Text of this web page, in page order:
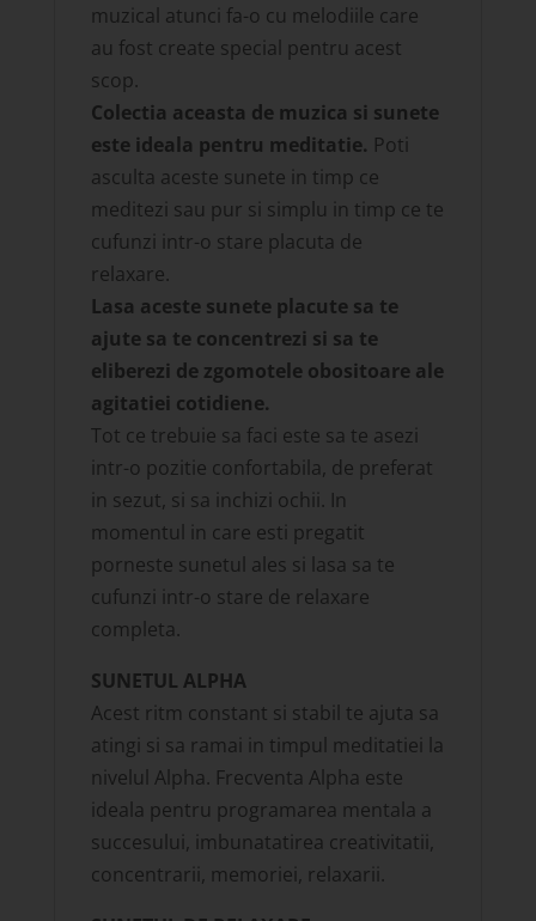
muzical atunci fa-o cu melodiile care
au fost create special pentru acest
scop.
Colectia aceasta de muzica si sunete
este ideala pentru meditatie. Poti
asculta aceste sunete in timp ce
meditezi sau pur si simplu in timp ce te
cufunzi intr-o stare placuta de
relaxare.
Lasa aceste sunete placute sa te
ajute sa te concentrezi si sa te
eliberezi de zgomotele obositoare ale
agitatiei cotidiene.
Tot ce trebuie sa faci este sa te asezi
intr-o pozitie confortabila, de preferat
in sezut, si sa inchizi ochii. In
momentul in care esti pregatit
porneste sunetul ales si lasa sa te
cufunzi intr-o stare de relaxare
completa.
SUNETUL ALPHA
Acest ritm constant si stabil te ajuta sa
atingi si sa ramai in timpul meditatiei la
nivelul Alpha. Frecventa Alpha este
ideala pentru programarea mentala a
succesului, imbunatatirea creativitatii,
concentrarii, memoriei, relaxarii.